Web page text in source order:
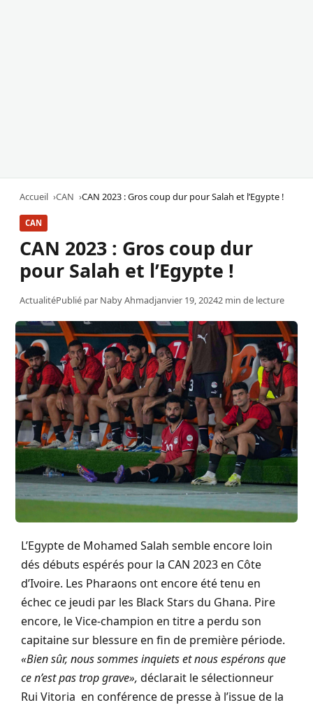
Accueil CAN CAN 2023 : Gros coup dur pour Salah et l’Egypte !
CAN
CAN 2023 : Gros coup dur
pour Salah et l’Egypte !
ActualitéPublié par Naby Ahmadjanvier 19, 20242 min de lecture
L’Egypte de Mohamed Salah semble encore loin
dés débuts espérés pour la CAN 2023 en Côte
d’Ivoire. Les Pharaons ont encore été tenu en
échec ce jeudi par les Black Stars du Ghana. Pire
encore, le Vice-champion en titre a perdu son
capitaine sur blessure en fin de première période.
«Bien sûr, nous sommes inquiets et nous espérons que
ce n’est pas trop grave», déclarait le sélectionneur
Rui Vitoria en conférence de presse à l’issue de la